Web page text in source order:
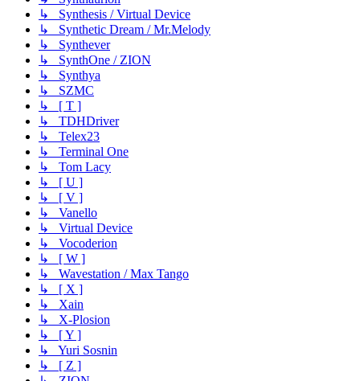
↳ Synthesis / Virtual Device
↳ Synthetic Dream / Mr.Melody
↳ Synthever
↳ SynthOne / ZION
↳ Synthya
↳ SZMC
↳ [ T ]
↳ TDHDriver
↳ Telex23
↳ Terminal One
↳ Tom Lacy
↳ [ U ]
↳ [ V ]
↳ Vanello
↳ Virtual Device
↳ Vocoderion
↳ [ W ]
↳ Wavestation / Max Tango
↳ [ X ]
↳ Xain
↳ X-Plosion
↳ [ Y ]
↳ Yuri Sosnin
↳ [ Z ]